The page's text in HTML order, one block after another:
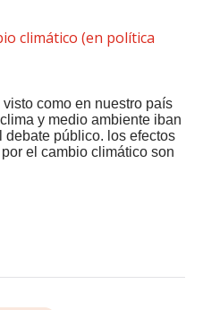
como en nuestro país
y medio ambiente iban
público. los efectos
el cambio climático son